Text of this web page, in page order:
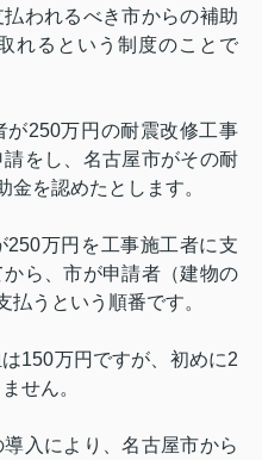
われるべき市からの補助
れるという制度のことで
が250万円の耐震改修工事
をし、名古屋市がその耐
金を認めたとします。
250万円を工事施工者に支
ら、市が申請者（建物の
払うという順番です。
150万円ですが、初めに2
せん。
入により、名古屋市から